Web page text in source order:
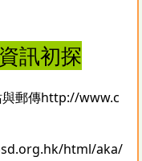
訊初探
郵傳http://www.c
html/aka/